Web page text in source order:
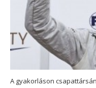
A gyakorláson